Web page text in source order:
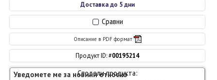
Сравни
Описание в PDF формат
Продукт ID: #00195214
Сподели продукта:
Доставка до 5 дни
Уведомете ме за новини относно